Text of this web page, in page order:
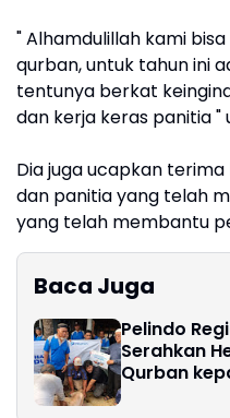
" Alhamdulillah kami
qurban, untuk tahun ini
tentunya berkat
dan kerja keras panitia "
Dia juga ucapkan
dan panitia yang telah
yang telah membantu
Baca Juga
Pelindo
Serahkan
Qurban